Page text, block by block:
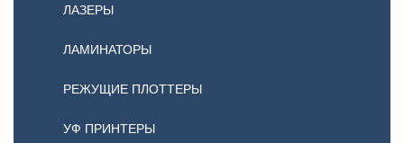
ЛАЗЕРЫ
ЛАМИНАТОРЫ
РЕЖУЩИЕ ПЛОТТЕРЫ
УФ ПРИНТЕРЫ